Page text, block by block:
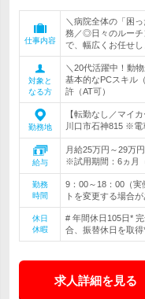
仕事内容
＼病院全体の「困
務／◎日々のルーチ
で、幅広くお任せし
対象と
なる方
＼20代活躍中！動
基本的なPCスキル
許（AT可）
勤務地
【転勤なし／マイ
川口市石神815 ※電
給与
月給25万円～29万
※試用期間：6ヵ月
勤務
時間
9：00～18：00（
トを変更する場合
休日
休暇
# 年間休日105日*
合、振替休日を取得
求人詳細を見る